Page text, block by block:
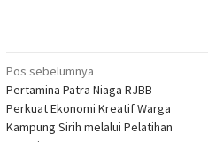
Navigasi
pos
Pos sebelumnya
Pertamina Patra Niaga RJBB
Perkuat Ekonomi Kreatif Warga
Kampung Sirih melalui Pelatihan